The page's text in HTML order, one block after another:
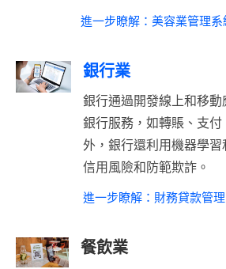
進一步瞭解：美容業管理系
銀行業
銀行通過開發線上和移
銀行服務，如轉賬、支
外，銀行還利用機器學
信用風險和防範欺詐。
進一步瞭解：財務貸款管
餐飲業